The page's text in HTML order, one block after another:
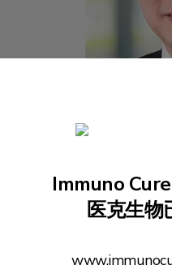
邓先生为本集团执行董
负责人员，根据《证券
Immuno
医克生物